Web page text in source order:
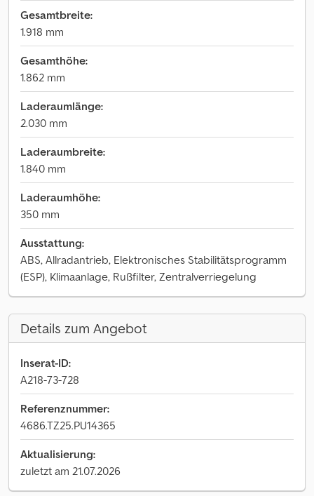
Gesamtbreite:
1.918 mm
Gesamthöhe:
1.862 mm
Laderaumlänge:
2.030 mm
Laderaumbreite:
1.840 mm
Laderaumhöhe:
350 mm
Ausstattung:
ABS, Allradantrieb, Elektronisches Stabilitätsprogramm
(ESP), Klimaanlage, Rußfilter, Zentralverriegelung
Details zum Angebot
Inserat-ID:
A218-73-728
Referenznummer:
4686.TZ25.PU14365
Aktualisierung:
zuletzt am 21.07.2026